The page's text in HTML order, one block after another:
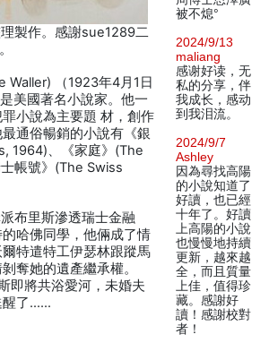
製作。感謝sue1289二
Waller) （1923年4月1日
美國著名小說家。他一
小說為主要題 材，創作
通俗暢銷的小說有《銀
1964)、《家庭》(The
帳號》(The Swiss
布里斯滲透瑞士金融
哈佛同學，他倆成了情
特遣特工伊瑟林跟蹤馬
奪她的遺產繼承權。
即將共浴愛河，未婚夫
醒了……
被不熄°
2024/9/13
maliang
感谢好读，无
私的分享，伴
我成长，感动
到我泪流。
2024/9/7
Ashley
因為尋找高陽
的小說知道了
好讀，也已經
十年了。好讀
上高陽的小說
也慢慢地持續
更新，越來越
全，而且質量
上佳，值得珍
藏。感謝好
讀！感謝校對
者！